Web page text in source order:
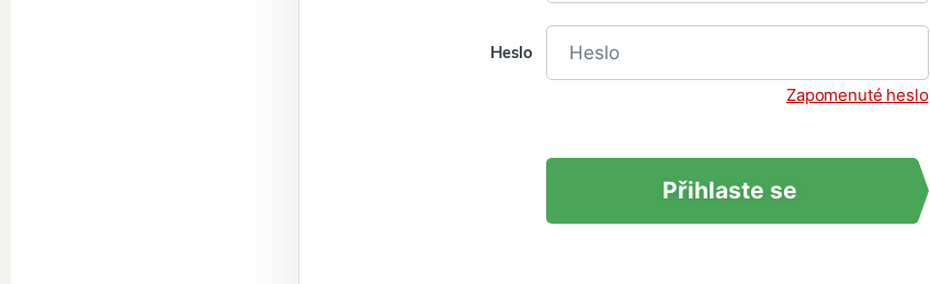
Heslo
Zapomenuté heslo
Přihlaste se